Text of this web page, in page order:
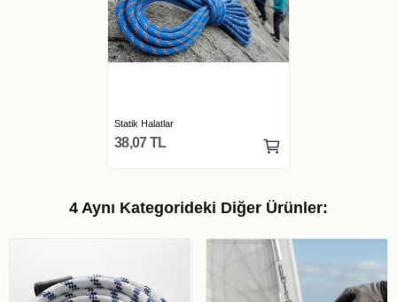
Statik Halatlar
38,07 TL
4 Aynı Kategorideki Diğer Ürünler: